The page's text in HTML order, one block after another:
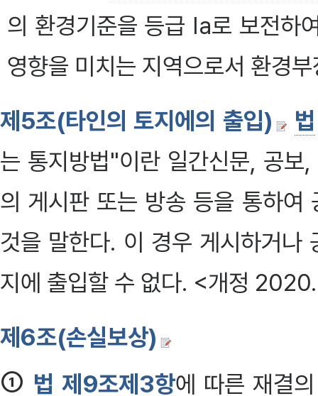
의 환경기준을 등급 Ⅰa로 보전하
영향을 미치는 지역으로서 환경
제5조(타인의 토지에의 출입)
법
는 통지방법"이란 일간신문, 공보
의 게시판 또는 방송 등을 통하여
것을 말한다. 이 경우 게시하거
지에 출입할 수 없다. <개정
제6조(손실보상)
① 법 제9조제3항에 따른 재결